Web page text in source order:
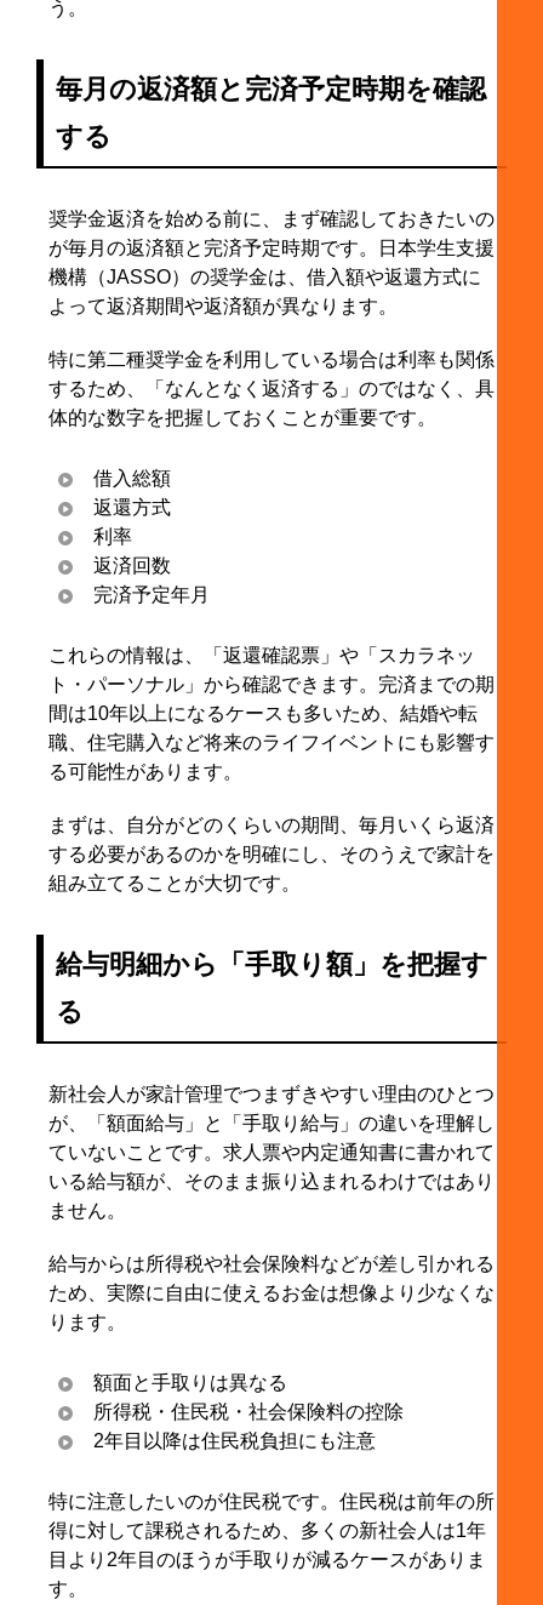
う。
毎月の返済額と完済予定時期を確認
する
奨学金返済を始める前に、まず確認しておきたいの
が毎月の返済額と完済予定時期です。日本学生支援
機構（JASSO）の奨学金は、借入額や返還方式に
よって返済期間や返済額が異なります。
特に第二種奨学金を利用している場合は利率も関係
するため、「なんとなく返済する」のではなく、具
体的な数字を把握しておくことが重要です。
借入総額
返還方式
利率
返済回数
完済予定年月
これらの情報は、「返還確認票」や「スカラネッ
ト・パーソナル」から確認できます。完済までの期
間は10年以上になるケースも多いため、結婚や転
職、住宅購入など将来のライフイベントにも影響す
る可能性があります。
まずは、自分がどのくらいの期間、毎月いくら返済
する必要があるのかを明確にし、そのうえで家計を
組み立てることが大切です。
給与明細から「手取り額」を把握す
る
新社会人が家計管理でつまずきやすい理由のひとつ
が、「額面給与」と「手取り給与」の違いを理解し
ていないことです。求人票や内定通知書に書かれて
いる給与額が、そのまま振り込まれるわけではあり
ません。
給与からは所得税や社会保険料などが差し引かれる
ため、実際に自由に使えるお金は想像より少なくな
ります。
額面と手取りは異なる
所得税・住民税・社会保険料の控除
2年目以降は住民税負担にも注意
特に注意したいのが住民税です。住民税は前年の所
得に対して課税されるため、多くの新社会人は1年
目より2年目のほうが手取りが減るケースがありま
す。